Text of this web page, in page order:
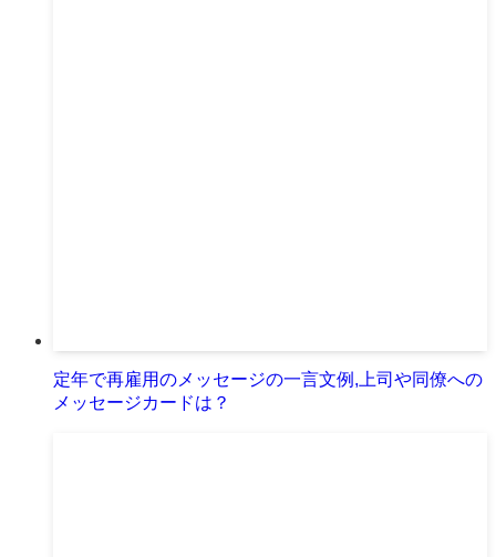
定年で再雇用のメッセージの一言文例,上司や同僚への
メッセージカードは？